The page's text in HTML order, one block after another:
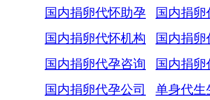
国内捐卵代怀助孕
国内捐
国内捐卵代怀机构
国内捐卵
国内捐卵代孕咨询
国内捐
国内捐卵代孕公司
单身代生